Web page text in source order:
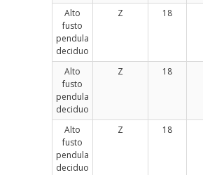
Alto
fusto
pendula
deciduo
Z 18
Alto
fusto
pendula
deciduo
Z 18
Alto
fusto
pendula
deciduo
Z 18